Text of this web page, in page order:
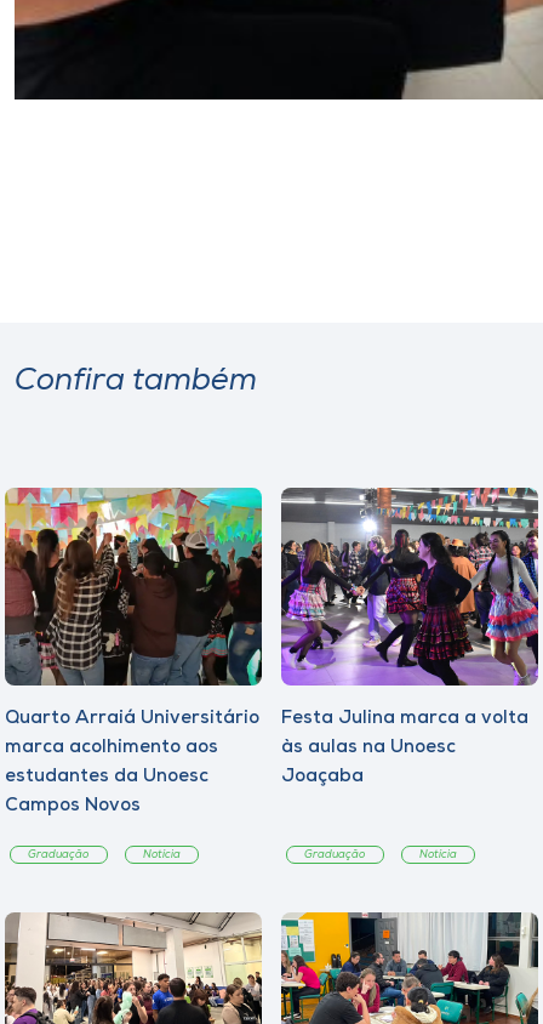
Confira também
Quarto Arraiá Universitário
marca acolhimento aos
estudantes da Unoesc
Campos Novos
Graduação Notícia
Festa Julina marca a volta
às aulas na Unoesc
Joaçaba
Graduação Notícia